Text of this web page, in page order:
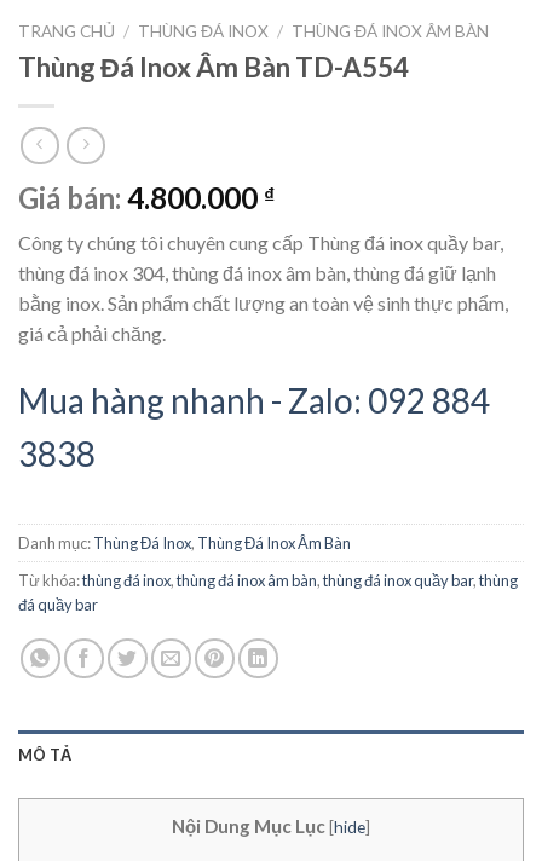
TRANG CHỦ / THÙNG ĐÁ INOX / THÙNG ĐÁ INOX ÂM BÀN
Thùng Đá Inox Âm Bàn TD-A554
Giá bán: 4.800.000 ₫
Công ty chúng tôi chuyên cung cấp Thùng đá inox quầy bar,
thùng đá inox 304, thùng đá inox âm bàn, thùng đá giữ lạnh
bằng inox. Sản phẩm chất lượng an toàn vệ sinh thực phẩm,
giá cả phải chăng.
Mua hàng nhanh - Zalo: 092 884
3838
Danh mục:Thùng Đá Inox, Thùng Đá Inox Âm Bàn
Từ khóa:thùng đá inox,thùng đá inox âm bàn,thùng đá inox quầy bar,thùng
đá quầy bar
MÔ TẢ
Nội Dung Mục Lục[hide]